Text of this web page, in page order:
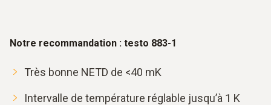
Notre recommandation : testo 883-1
Très bonne NETD de <40 mK
Intervalle de température réglable jusqu’à 1 K